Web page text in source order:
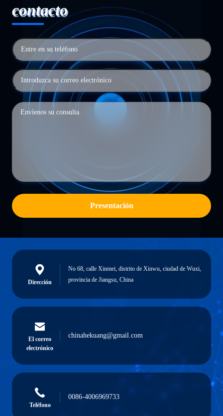
contacto
Presentación
Dirección
No 68, calle Xinmei, distrito de Xinwu, ciudad de Wuxi,
provincia de Jiangsu, China
El correo
electrónico
chinahekuang@gmail.com
Teléfono
0086-4006969733